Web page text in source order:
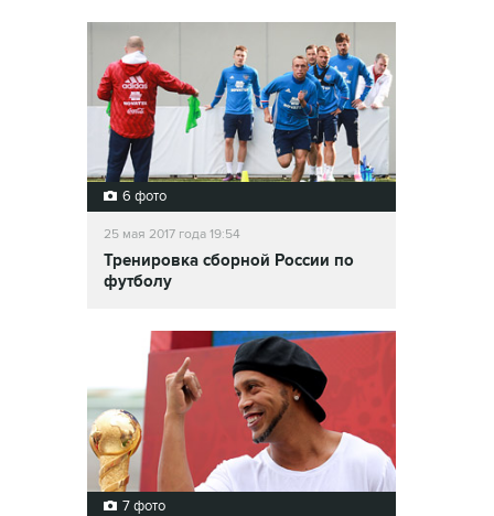
6 фото
25 мая 2017 года 19:54
Тренировка сборной России по
футболу
7 фото